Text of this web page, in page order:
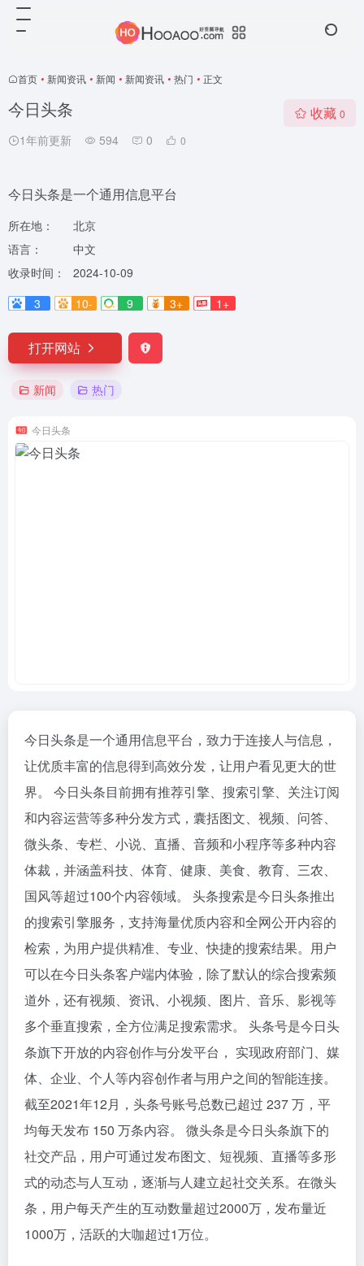
首页 • 新闻资讯 • 新闻 • 新闻资讯 • 热门 • 正文
今日头条
1年前更新 594 0 0
收藏 0
今日头条是一个通用信息平台
所在地：
北京
语言：
中文
收录时间：
2024-10-09
3
10- 9 3+ 1+
打开网站
新闻 热门
今日头条
今日头条是一个通用信息平台，致力于连接人与信息，
让优质丰富的信息得到高效分发，让用户看见更大的世
界。 今日头条目前拥有推荐引擎、搜索引擎、关注订阅
和内容运营等多种分发方式，囊括图文、视频、问答、
微头条、专栏、小说、直播、音频和小程序等多种内容
体裁，并涵盖科技、体育、健康、美食、教育、三农、
国风等超过100个内容领域。 头条搜索是今日头条推出
的搜索引擎服务，支持海量优质内容和全网公开内容的
检索，为用户提供精准、专业、快捷的搜索结果。用户
可以在今日头条客户端内体验，除了默认的综合搜索频
道外，还有视频、资讯、小视频、图片、音乐、影视等
多个垂直搜索，全方位满足搜索需求。 头条号是今日头
条旗下开放的内容创作与分发平台， 实现政府部门、媒
体、企业、个人等内容创作者与用户之间的智能连接。
截至2021年12月，头条号账号总数已超过 237 万，平
均每天发布 150 万条内容。 微头条是今日头条旗下的
社交产品，用户可通过发布图文、短视频、直播等多形
式的动态与人互动，逐渐与人建立起社交关系。在微头
条，用户每天产生的互动数量超过2000万，发布量近
1000万，活跃的大咖超过1万位。